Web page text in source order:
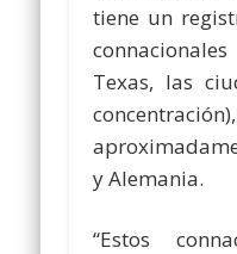
tiene un
Texas, las
y Alemania.
“Estos